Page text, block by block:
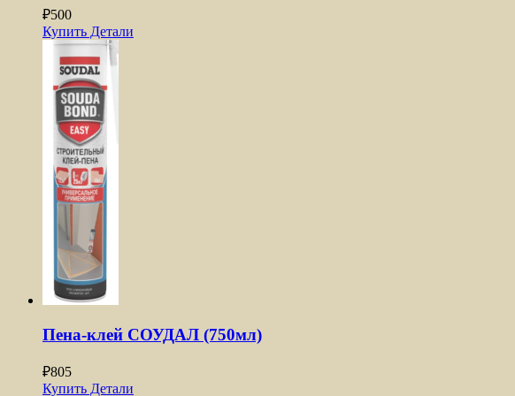
₽500
Купить Детали
Пена-клей СОУДАЛ (750мл)
₽805
Купить Детали